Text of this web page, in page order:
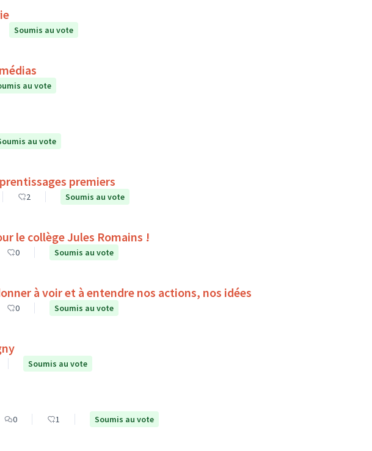
Soumis au vote
au vote
au vote
premiers
2 Soumis au vote
le collège Jules Romains !
0 Soumis au vote
à voir et à entendre nos actions, nos idées
0 Soumis au vote
Soumis au vote
0 1 Soumis au vote